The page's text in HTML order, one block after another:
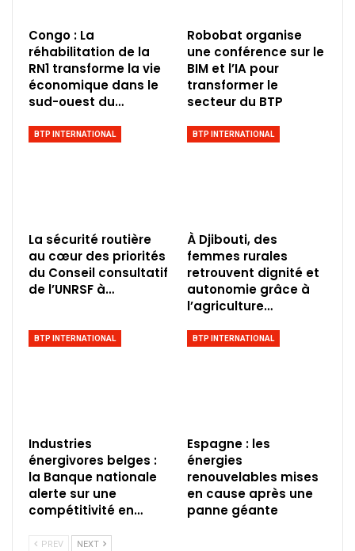
Congo : La
réhabilitation de la
RN1 transforme la vie
économique dans le
sud-ouest du…
Robobat organise
une conférence sur le
BIM et l’IA pour
transformer le
secteur du BTP
BTP INTERNATIONAL
La sécurité routière
au cœur des priorités
du Conseil consultatif
de l’UNRSF à…
BTP INTERNATIONAL
À Djibouti, des
femmes rurales
retrouvent dignité et
autonomie grâce à
l’agriculture…
BTP INTERNATIONAL
Industries
énergivores belges :
la Banque nationale
alerte sur une
compétitivité en…
BTP INTERNATIONAL
Espagne : les
énergies
renouvelables mises
en cause après une
panne géante
PREV NEXT